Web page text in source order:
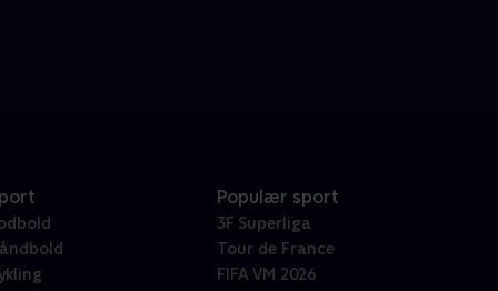
Populær sport
3F Superliga
Tour de France
FIFA VM 2026